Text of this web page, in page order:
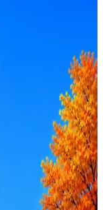
войти через
или пароль,
мошенники.